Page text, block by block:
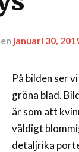
januari 30,
På bilden ser
gröna blad.
är som att
väldigt
detaljrika